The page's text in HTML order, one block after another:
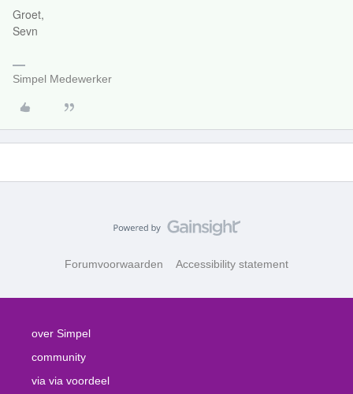
Groet,
Sevn
Simpel Medewerker
Forumvoorwaarden Accessibility statement
over Simpel
community
via via voordeel